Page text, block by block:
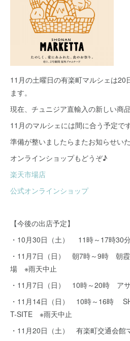
11月の土曜日の有楽町マルシェは20
ます。
現在、チュニジア直輸入の新しい商
11月のマルシェには間に合う予定です
準備が整いましたらまたお知らせい
オンラインショップもどうぞ♪
楽天市場店
公式オンラインショップ
【今後の出店予定】
・10月30日（土） 11時～17時30
・11月7日（日） 朝7時～9時 朝
場 ※雨天中止
・11月7日（日） 10時～20時 ア
・11月14日（日） 10時～16時
T-SITE ※雨天中止
・11月20日（土） 有楽町交通会館